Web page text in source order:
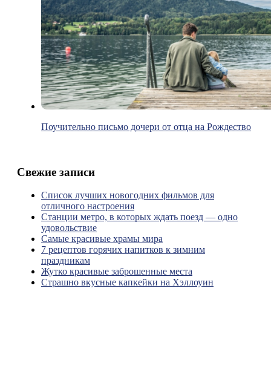
Поучительно письмо дочери от отца на Рождество
Свежие записи
Список лучших новогодних фильмов для
отличного настроения
Станции метро, в которых ждать поезд — одно
удовольствие
Самые красивые храмы мира
7 рецептов горячих напитков к зимним
праздникам
Жутко красивые заброшенные места
Страшно вкусные капкейки на Хэллоуин